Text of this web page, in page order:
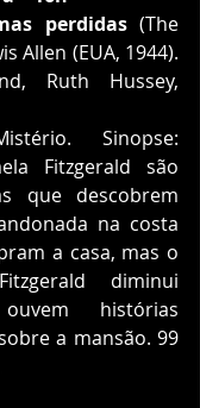
perdidas (The
Allen (EUA, 1944).
Ruth Hussey,
Sinopse:
Fitzgerald são
que descobrem
na costa
a casa, mas o
diminui
histórias
a mansão. 99